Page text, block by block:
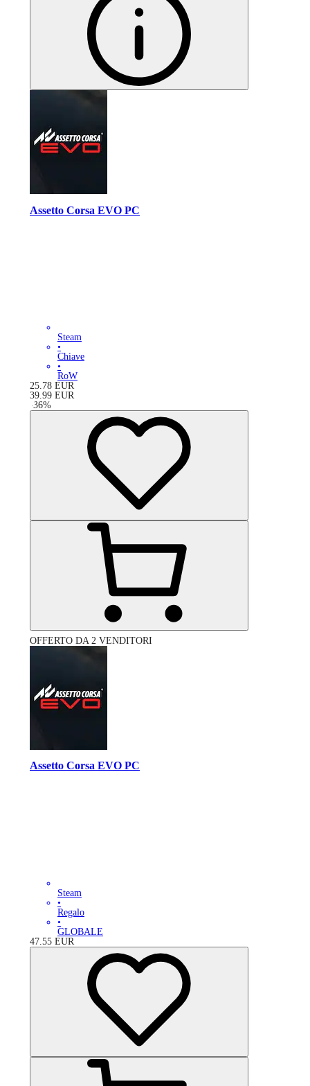
Assetto Corsa EVO PC
Steam
•
Chiave
•
RoW
25.78 EUR
39.99 EUR
-36%
OFFERTO DA 2 VENDITORI
Assetto Corsa EVO PC
Steam
•
Regalo
•
GLOBALE
47.55 EUR